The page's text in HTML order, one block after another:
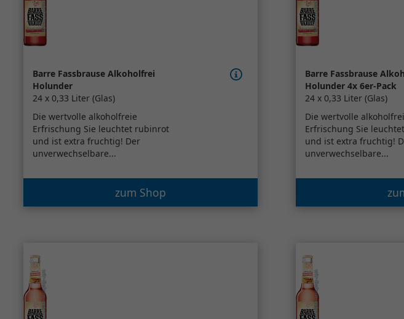
Barre Fassbrause Alkoholfrei
Holunder
24 x 0,33 Liter (Glas)
Die wertvolle alkoholfreie
Erfrischung Sie leuchtet rubinrot
und ist extra fruchtig! Der
unverwechselbare...
zum Shop
Barre Fassbrause
Holunder 4x 6er-Pack
24 x 0,33 Liter (Glas)
Die wertvolle
Erfrischung Sie
und ist extra fruchtig!
unverwechselbare...